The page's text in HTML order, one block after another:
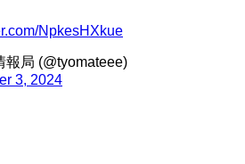
NpkesHXkue
局 (@tyomateee)
3, 2024